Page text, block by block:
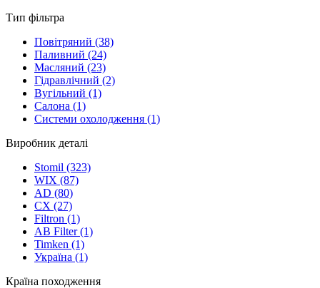
Тип фільтра
Повітряний (38)
Паливний (24)
Масляний (23)
Гідравлічний (2)
Вугільний (1)
Салона (1)
Системи охолодження (1)
Виробник деталі
Stomil (323)
WIX (87)
AD (80)
CX (27)
Filtron (1)
AB Filter (1)
Timken (1)
Україна (1)
Країна походження